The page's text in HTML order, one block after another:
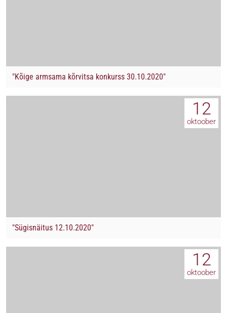
"Kõige armsama kõrvitsa konkurss 30.10.2020"
12
oktoober
"Sügisnäitus 12.10.2020"
12
oktoober